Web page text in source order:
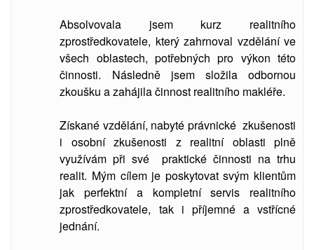
Absolvovala jsem kurz realitního
zprostředkovatele, který zahrnoval vzdělání ve
všech oblastech, potřebných pro výkon této
činnosti. Následně jsem složila odbornou
zkoušku a zahájila činnost realitního makléře.
Získané vzdělání, nabyté právnické zkušenosti
i osobní zkušenosti z realitní oblasti plně
využívám při své praktické činnosti na trhu
realit. Mým cílem je poskytovat svým klientům
jak perfektní a kompletní servis realitního
zprostředkovatele, tak i příjemné a vstřícné
jednání.